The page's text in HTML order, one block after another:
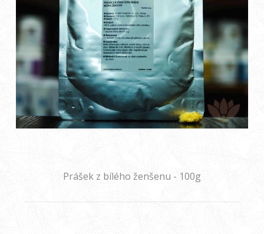
Prášek z bílého ženšenu - 100g